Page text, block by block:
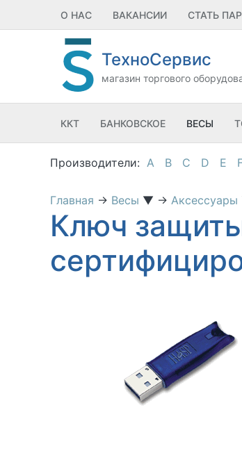
О НАС ВАКАНСИИ СТАТЬ
ТехноСервис
магазин торгового
ККТ БАНКОВСКОЕ ВЕСЫ
A B C D E
Главная → Весы ▼ → Аксессуары
Ключ